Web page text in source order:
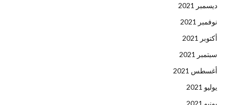
ديسمبر 2021
نوفمبر 2021
أكتوبر 2021
سبتمبر 2021
أغسطس 2021
يوليو 2021
يونيو 2021